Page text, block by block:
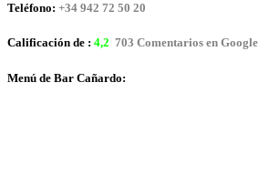
Teléfono: +34 942 72 50 20
Calificación de : 4,2 703 Comentarios en Google
Menú de Bar Cañardo: